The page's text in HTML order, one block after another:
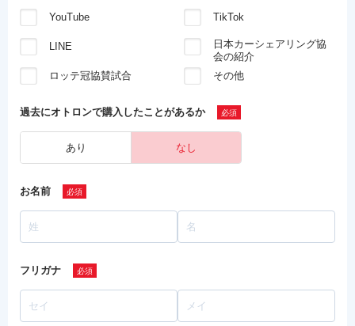
YouTube TikTok
LINE
日本カーシェアリング協
会の紹介
ロッテ冠協賛試合
その他
過去にオトロンで購入したことがあるか
あり なし
お名前
フリガナ